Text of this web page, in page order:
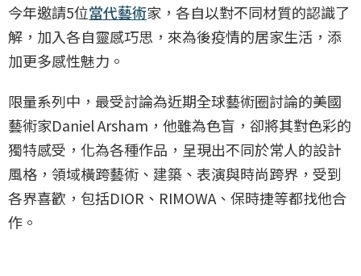
今年邀請5位當代藝術家，各自以對不同材質的認識了
解，加入各自靈感巧思，來為後疫情的居家生活，添
加更多感性魅力。
限量系列中，最受討論為近期全球藝術圈討論的美國
藝術家Daniel Arsham，他雖為色盲，卻將其對色彩的
獨特感受，化為各種作品，呈現出不同於常人的設計
風格，領域橫跨藝術、建築、表演與時尚跨界，受到
各界喜歡，包括DIOR、RIMOWA、保時捷等都找他合
作。